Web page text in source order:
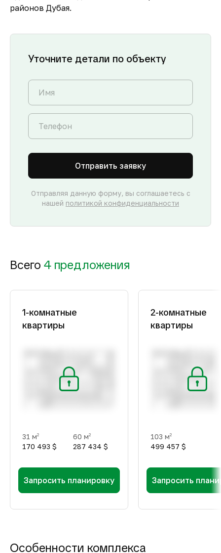
районов Дубая.
Уточните детали по объекту
Отправить заявку
Отправляя данную форму, вы соглашаетесь с
нашей политикой конфиденциальности
Всего 4 предложения
1-комнатные
квартиры
31 м2
170 493 $
60 м2
287 434 $
Запросить планировку
2-комнатные
квартиры
103 м2
499 457 $
Запросить
Особенности комплекса